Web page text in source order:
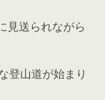
見送られながら
登山道が始まり